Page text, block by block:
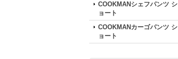
COOKMANシェフパンツ シ
ョート
COOKMANカーゴパンツ シ
ョート